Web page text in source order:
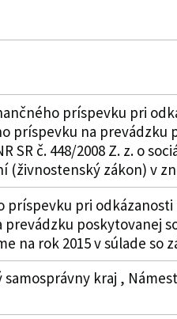
príspevku pri
príspevku na
SR č. 448/2008 Z. z. o
(živnostenský zákon) v
príspevku pri
poskytovanej
na rok 2015 v súlade so
kraj ,